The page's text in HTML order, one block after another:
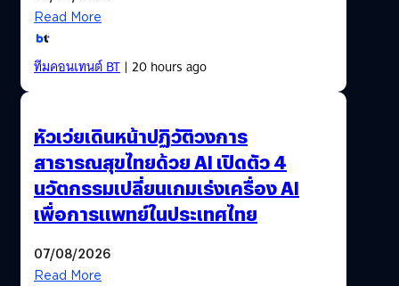
Read More
ทีมคอนเทนต์ BT| 20 hours ago
หัวเว่ยเดินหน้าปฏิวัติวงการ
สาธารณสุขไทยด้วย AI เปิดตัว 4
นวัตกรรมเปลี่ยนเกมเร่งเครื่อง AI
เพื่อการแพทย์ในประเทศไทย
07/08/2026
Read More